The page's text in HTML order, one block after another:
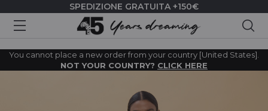
SPEDIZIONE GRATUITA +150€
You cannot place a new order from your country [United States].
NOT YOUR COUNTRY? CLICK HERE